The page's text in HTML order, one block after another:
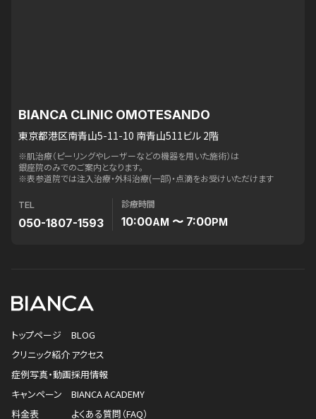
BIANCA CLINIC OMOTESANDO
東京都港区南青山5-11-10 南青山511ビル 2階
※肌治療（ピーリングやレーザーなどの機器を用いた施術）は
銀座院のみでのご案内となります。
※表参道院では注入治療・外科治療(一部)・点滴をお受けいただけます
TEL
050-1807-1593
診療時間
10:00AM 〜 7:00PM
トップページ
クリニック紹介
症例写真・動画
キャンペーン
料金表
BLOG
アクセス
採用情報
BIANCA ACADEMY
よくある質問（FAQ）